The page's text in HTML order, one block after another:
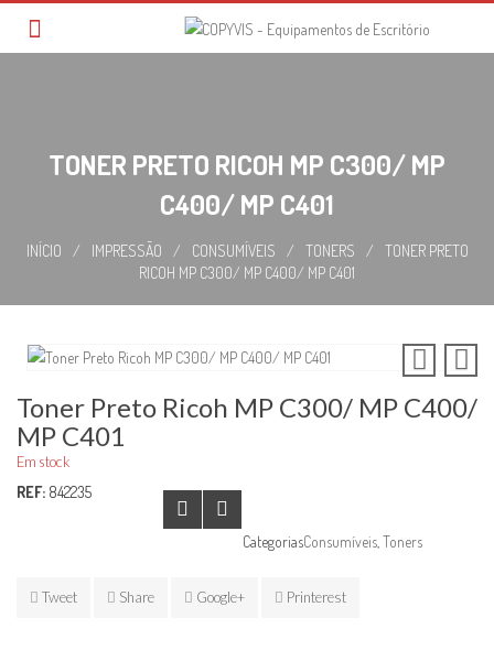
TONER PRETO RICOH MP C300/ MP
C400/ MP C401
INÍCIO / IMPRESSÃO / CONSUMÍVEIS / TONERS /
TONER PRETO
RICOH MP C300/ MP C400/ MP C401
Toner Preto Ricoh MP C300/ MP C400/
MP C401
Em stock
REF: 842235
CategoriasConsumíveis Toners
Tweet Share Google+ Printerest